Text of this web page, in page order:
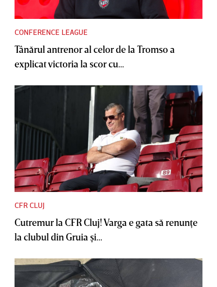
CONFERENCE LEAGUE
Tânărul antrenor al celor de la Tromso a
explicat victoria la scor cu...
CFR CLUJ
Cutremur la CFR Cluj! Varga e gata să renunţe
la clubul din Gruia şi...